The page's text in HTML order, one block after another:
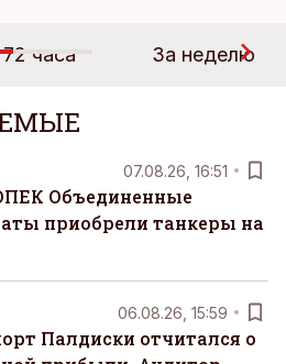
72 часа За неделю
07.08.26, 16:51
Объединенные
приобрели танкеры на
06.08.26, 15:59
Палдиски отчитался о